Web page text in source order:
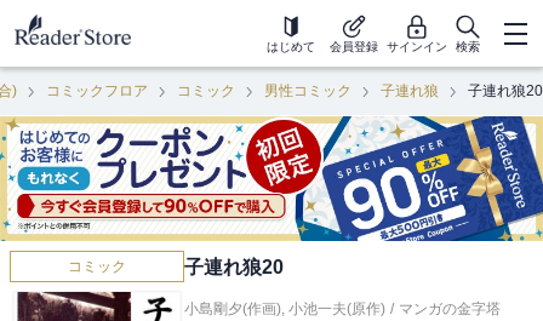
はじめて 会員登録 サインイン 検索
) コミックフロア コミック 男性コミック 子連れ狼 子連れ狼20
コミック 子連れ狼20
小島剛夕(作画), 小池一夫(原作) / マンガの金字塔